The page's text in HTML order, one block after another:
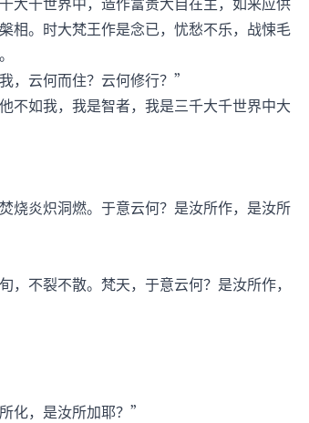
相。时大梵王作是念已，忧愁不乐，战悚毛
云何而住？云何修行？”
如我，我是智者，我是三千大千世界中大
炎炽洞燃。于意云何？是汝所作，是汝所
不裂不散。梵天，于意云何？是汝所作，
化，是汝所加耶？”